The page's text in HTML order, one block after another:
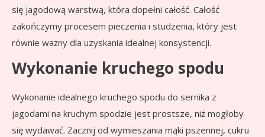
się jagodową warstwą, która dopełni całość. Całość
zakończymy procesem pieczenia i studzenia, który jest
równie ważny dla uzyskania idealnej konsystencji.
Wykonanie kruchego spodu
Wykonanie idealnego kruchego spodu do sernika z
jagodami na kruchym spodzie jest prostsze, niż mogłoby
się wydawać. Zacznij od wymieszania mąki pszennej, cukru